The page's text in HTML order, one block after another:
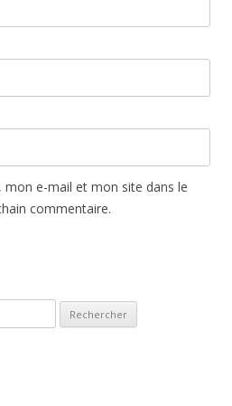
mon e-mail et mon site dans le
commentaire.